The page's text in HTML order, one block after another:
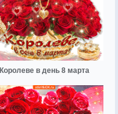
Королеве в день 8 марта